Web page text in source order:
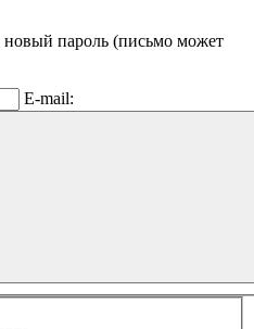
пароль (письмо может
E-mail: